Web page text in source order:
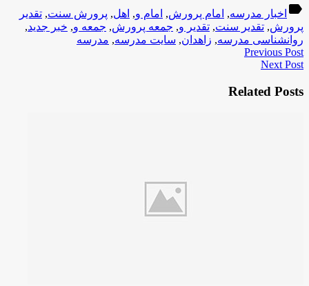
label اخبار مدرسه, امام پرورش, امام و, اهل, پرورش سنت, تقدیر
پرورش, تقدیر سنت, تقدیر و, جمعه پرورش, جمعه و, خبر جدید,
روانشناسی مدرسه, زاهدان, سایت مدرسه, مدرسه
Previous Post
Next Post
Related Posts